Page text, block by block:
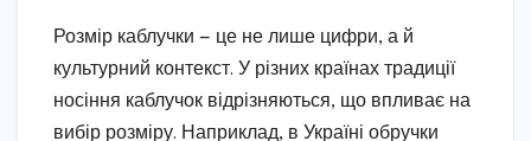
Розмір каблучки — це не лише цифри, а й
культурний контекст. У різних країнах традиції
носіння каблучок відрізняються, що впливає на
вибір розміру. Наприклад, в Україні обручки